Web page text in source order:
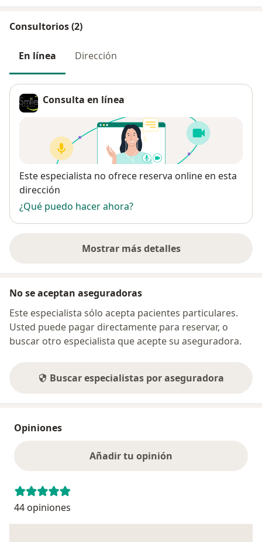
Consultorios (2)
En línea Dirección
Consulta en línea
Disponibilidad
Este especialista no ofrece reserva online en esta
dirección
¿Qué puedo hacer ahora?
Mostrar más detalles
sobre la dirección
No se aceptan aseguradoras
Este especialista sólo acepta pacientes particulares.
Usted puede pagar directamente para reservar, o
buscar otro especialista que acepte su aseguradora.
Buscar especialistas por aseguradora
Opiniones
Añadir tu opinión
44 opiniones